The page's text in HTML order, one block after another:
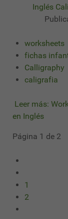
Inglés
worksheets
fichas
Calligraphy
caligrafia
Leer más:
en Inglés
Página 1 de 2
1
2